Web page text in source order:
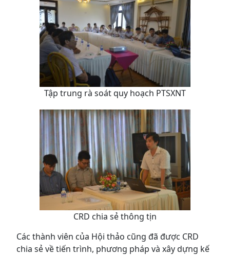
Tập trung rà soát quy hoạch PTSXNT
CRD chia sẻ thông tịn
Các thành viên của Hội thảo cũng đã được CRD
chia sẻ về tiến trình, phương pháp và xây dựng kế